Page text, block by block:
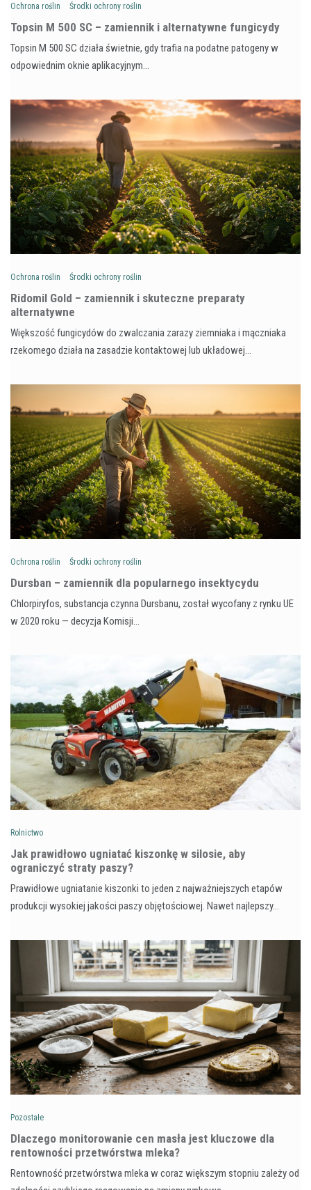
Ochrona roślin Środki ochrony roślin
Topsin M 500 SC – zamiennik i alternatywne fungicydy
Topsin M 500 SC działa świetnie, gdy trafia na podatne patogeny w
odpowiednim oknie aplikacyjnym…
Ochrona roślin Środki ochrony roślin
Ridomil Gold – zamiennik i skuteczne preparaty
alternatywne
Większość fungicydów do zwalczania zarazy ziemniaka i mączniaka
rzekomego działa na zasadzie kontaktowej lub układowej…
Ochrona roślin Środki ochrony roślin
Dursban – zamiennik dla popularnego insektycydu
Chlorpiryfos, substancja czynna Dursbanu, został wycofany z rynku UE
w 2020 roku — decyzja Komisji…
Rolnictwo
Jak prawidłowo ugniatać kiszonkę w silosie, aby
ograniczyć straty paszy?
Prawidłowe ugniatanie kiszonki to jeden z najważniejszych etapów
produkcji wysokiej jakości paszy objętościowej. Nawet najlepszy…
Pozostałe
Dlaczego monitorowanie cen masła jest kluczowe dla
rentowności przetwórstwa mleka?
Rentowność przetwórstwa mleka w coraz większym stopniu zależy od